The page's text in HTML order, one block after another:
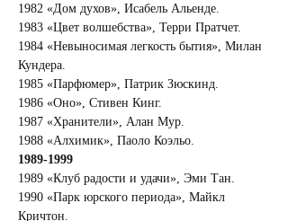
1982 «Дом духов», Исабель Альенде.
1983 «Цвет волшебства», Терри Пратчет.
1984 «Невыносимая легкость бытия», Милан
Кундера.
1985 «Парфюмер», Патрик Зюскинд.
1986 «Оно», Стивен Кинг.
1987 «Хранители», Алан Мур.
1988 «Алхимик», Паоло Коэльо.
1989-1999
1989 «Клуб радости и удачи», Эми Тан.
1990 «Парк юрского периода», Майкл
Кричтон.